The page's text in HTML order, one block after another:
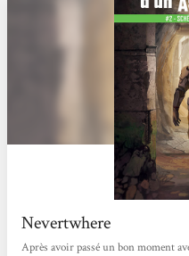
Nevertwhere
Après avoir passé un bon moment